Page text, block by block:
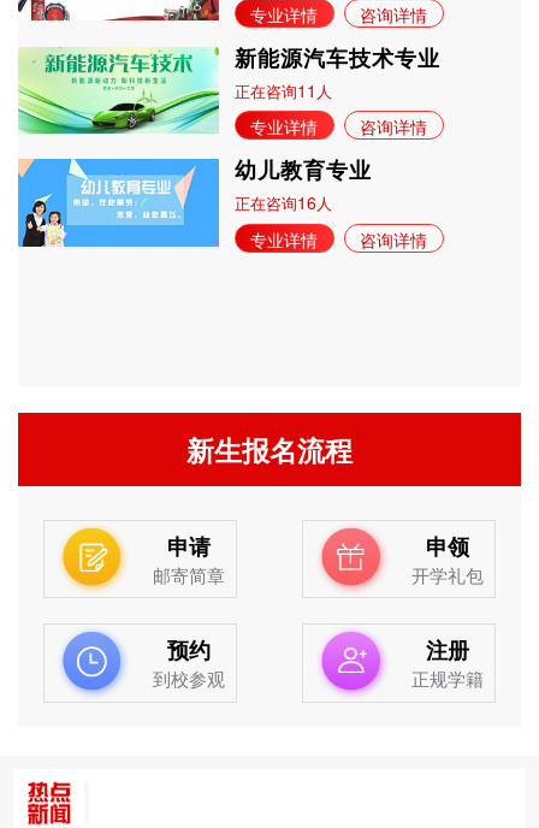
专业详情 咨询详情
新能源汽车技术专业
正在咨询11 人
专业详情 咨询详情
幼儿教育专业
正在咨询16人
专业详情 咨询详情
新生报名流程
申请
邮寄简章
申领
开学礼包
预约
到校参观
注册
正规学籍